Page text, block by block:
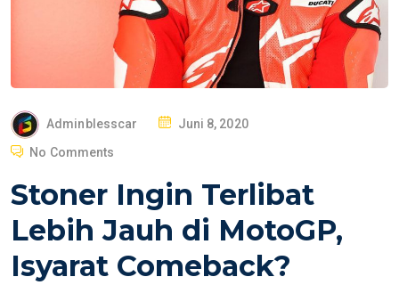
Adminblesscar
T
O
Juni 8, 2020
No Comments
Stoner Ingin Terlibat
Lebih Jauh di MotoGP,
Isyarat Comeback?